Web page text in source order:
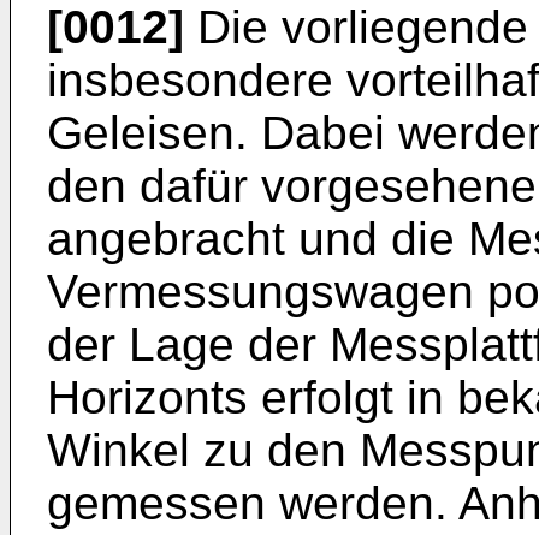
[0012] Die
insbesondere
Geleisen. Dabei
den dafür
angebracht und die
Vermessungswagen
der Lage der
Horizonts erfolgt in
Winkel zu den
gemessen werden.